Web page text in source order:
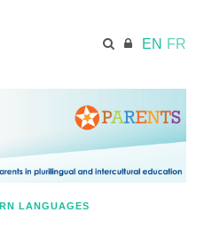
EN FR
LANGUAGES